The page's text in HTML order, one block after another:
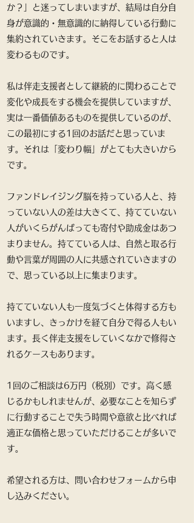
か？」と迷ってしまいますが、結局は自分自
身が意識的・無意識的に納得している行動に
集約されていきます。そこをお話すると人は
変わるものです。
私は伴走支援者として継続的に関わることで
変化や成長をする機会を提供していますが、
実は一番価値あるものを提供しているのが、
この最初にする1回のお話だと思っていま
す。それは「変わり幅」がとても大きいから
です。
ファンドレイジング脳を持っている人と、持
っていない人の差は大きくて、持てていない
人がいくらがんばっても寄付や助成金はあつ
まりません。持てている人は、自然と取る行
動や言葉が周囲の人に共感されていきますの
で、思っている以上に集まります。
​持てていない人も一度気づくと体得する方も
いますし、きっかけを経て自分で得る人もい
ます。長く伴走支援をしていくなかで修得さ
れるケースもあります。
1回のご相談は6万円（税別）です。高く感
じるかもしれませんが、必要なことを知らず
に行動することで失う時間や意欲と比べれば
適正な価格と思っていただけることが多いで
す。
希望される方は、問い合わせフォームから申
し込みください。